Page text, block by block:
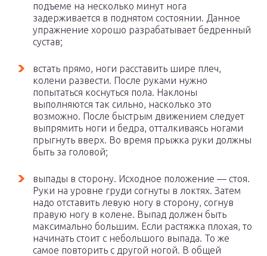
подъеме на несколько минут нога
задерживается в поднятом состоянии. Данное
упражнение хорошо разрабатывает бедренный
сустав;
встать прямо, ноги расставить шире плеч,
колени развести. После руками нужно
попытаться коснуться пола. Наклоны
выполняются так сильно, насколько это
возможно. После быстрым движением следует
выпрямить ноги и бедра, отталкиваясь ногами
прыгнуть вверх. Во время прыжка руки должны
быть за головой;
выпады в сторону. Исходное положение — стоя.
Руки на уровне груди согнуты в локтях. Затем
надо отставить левую ногу в сторону, согнув
правую ногу в колене. Выпад должен быть
максимально большим. Если растяжка плохая, то
начинать стоит с небольшого выпада. То же
самое повторить с другой ногой. В общей